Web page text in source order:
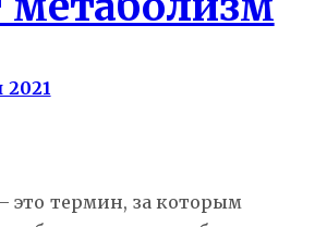
2021
это термин, за которым